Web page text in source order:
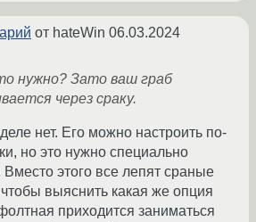
от hateWin 06.03.2024
нужно? Зато ваш граб
через сраку.
нет. Его можно настроить по-
но это нужно специально
Вместо этого все лепят сраные
выяснить какая же опция
приходится заниматься